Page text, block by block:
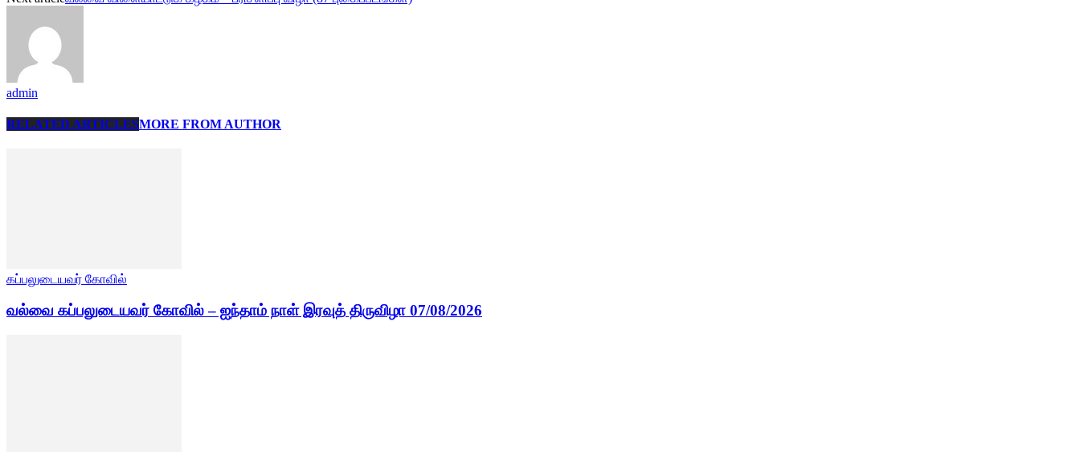
admin
RELATED ARTICLESMORE FROM AUTHOR
கப்பலுடையவர் கோவில்
வல்வை கப்பலுடையவர் கோவில் – ஐந்தாம் நாள் இரவுத் திருவிழா 07/08/2026